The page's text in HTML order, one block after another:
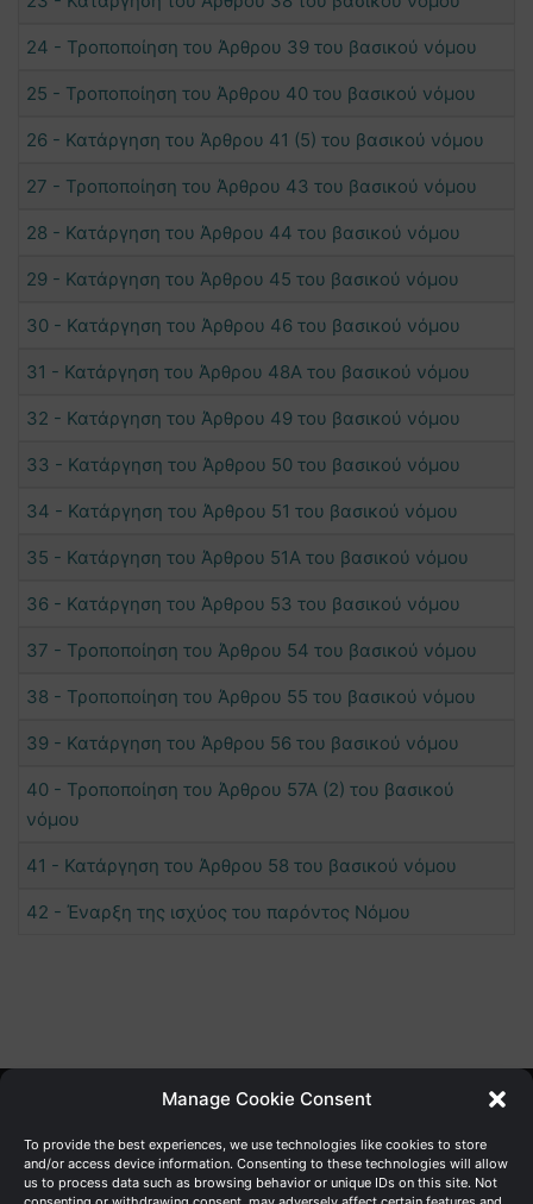
Manage Cookie Consent
To provide the best experiences, we use technologies like cookies to store
and/or access device information. Consenting to these technologies will allow
us to process data such as browsing behavior or unique IDs on this site. Not
24 - Τροποποίηση του Άρθρου 39 του βασικού νόμου
25 - Τροποποίηση του Άρθρου 40 του βασικού νόμου
26 - Κατάργηση του Άρθρου 41 (5) του βασικού νόμου
27 - Τροποποίηση του Άρθρου 43 του βασικού νόμου
28 - Κατάργηση του Άρθρου 44 του βασικού νόμου
29 - Κατάργηση του Άρθρου 45 του βασικού νόμου
30 - Κατάργηση του Άρθρου 46 του βασικού νόμου
31 - Κατάργηση του Άρθρου 48Α του βασικού νόμου
32 - Κατάργηση του Άρθρου 49 του βασικού νόμου
33 - Κατάργηση του Άρθρου 50 του βασικού νόμου
34 - Κατάργηση του Άρθρου 51 του βασικού νόμου
35 - Κατάργηση του Άρθρου 51Α του βασικού νόμου
36 - Κατάργηση του Άρθρου 53 του βασικού νόμου
37 - Τροποποίηση του Άρθρου 54 του βασικού νόμου
38 - Τροποποίηση του Άρθρου 55 του βασικού νόμου
39 - Κατάργηση του Άρθρου 56 του βασικού νόμου
40 - Τροποποίηση του Άρθρου 57Α (2) του βασικού
νόμου
41 - Κατάργηση του Άρθρου 58 του βασικού νόμου
42 - Έναρξη της ισχύος του παρόντος Νόμου
Γενική Διεύθυνση Ανάπτυξης
Υπουργείο Οικονομικών | Κυπριακή Δημοκρατία